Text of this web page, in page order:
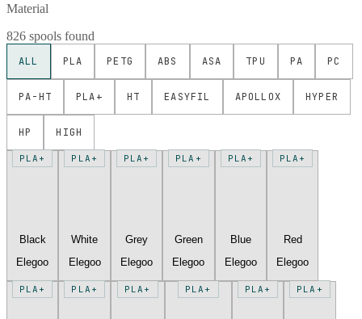
Material
826 spools found
ALL PLA PETG ABS ASA TPU PA PC
PA-HT PLA+ HT EASYFIL APOLLOX HYPER
HP HIGH
PLA+
Black
Elegoo
PLA+
White
Elegoo
PLA+
Grey
Elegoo
PLA+
Green
Elegoo
PLA+
Blue
Elegoo
PLA+
Red
Elegoo
PLA+ PLA+ PLA+ PLA+ PLA+ PLA+